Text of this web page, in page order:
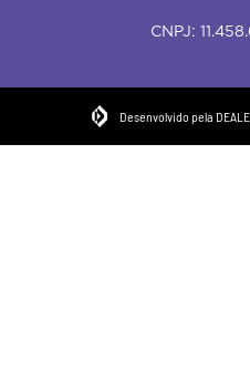
CNPJ:
Desenvolvido pela